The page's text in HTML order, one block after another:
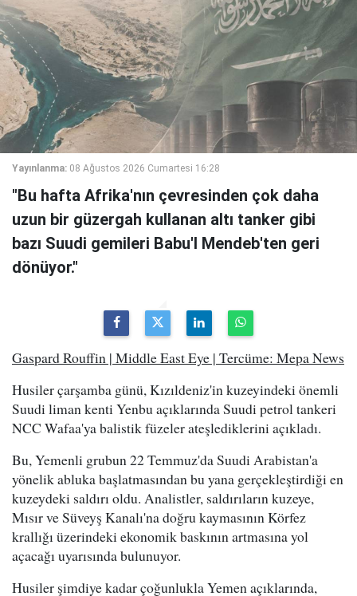
Yayınlanma: 08 Ağustos 2026 Cumartesi 16:28
"Bu hafta Afrika'nın çevresinden çok daha
uzun bir güzergah kullanan altı tanker gibi
bazı Suudi gemileri Babu'l Mendeb'ten geri
dönüyor."
Gaspard Rouffin | Middle East Eye | Tercüme: Mepa News
Husiler çarşamba günü, Kızıldeniz'in kuzeyindeki önemli
Suudi liman kenti Yenbu açıklarında Suudi petrol tankeri
NCC Wafaa'ya balistik füzeler ateşlediklerini açıkladı.
Bu, Yemenli grubun 22 Temmuz'da Suudi Arabistan'a
yönelik abluka başlatmasından bu yana gerçekleştirdiği en
kuzeydeki saldırı oldu. Analistler, saldırıların kuzeye,
Mısır ve Süveyş Kanalı'na doğru kaymasının Körfez
krallığı üzerindeki ekonomik baskının artmasına yol
açacağı uyarısında bulunuyor.
Husiler şimdiye kadar çoğunlukla Yemen açıklarında,